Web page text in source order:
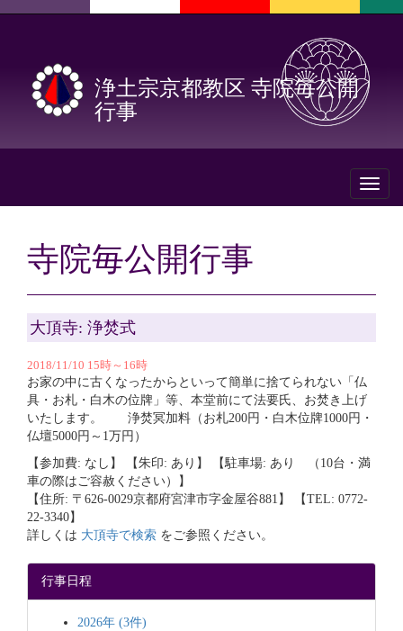
浄土宗京都教区 寺院毎公開
行事
Toggle
寺院毎公開行事
大頂寺: 浄焚式
2018/11/10 15時～16時
お家の中に古くなったからといって簡単に捨てられない「仏
具・お札・白木の位牌」等、本堂前にて法要氏、お焚き上げ
いたします。 浄焚冥加料（お札200円・白木位牌1000円・
仏壇5000円～1万円）
【参加費: なし】 【朱印: あり】 【駐車場: あり （10台・満
車の際はご容赦ください）】
【住所: 〒626-0029京都府宮津市字金屋谷881】 【TEL: 0772-
22-3340】
詳しくは 大頂寺で検索 をご参照ください。
行事日程
2026年 (3件)